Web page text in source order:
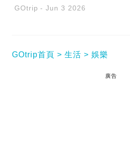
GOtrip Jun 3 2026
GOtrip首頁 生活 娛樂
廣告